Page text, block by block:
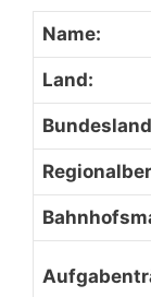
Name:
Land: